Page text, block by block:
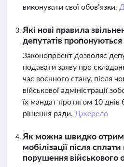
виконувати свої обов’язки.
Які нові правила
депутатів пропонуються
Законопроєкт дозволяє
подавати заяву про
час воєнного стану, після
військової адміністрації
їх мандат протягом 10 днів
рішення ради. Джерело
Як можна швидко
мобілізації після
порушення військового